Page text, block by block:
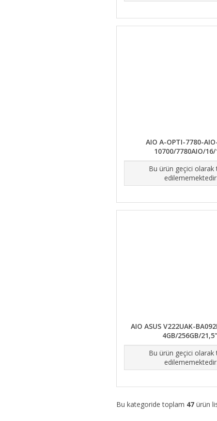
AIO A-OPTI-7780-
10700/7780AIO/
Bu ürün geçici olarak
AIO ASUS V222UAK-
4GB/256GB/
Bu ürün geçici olarak
Bu kategoride toplam 47 ürün